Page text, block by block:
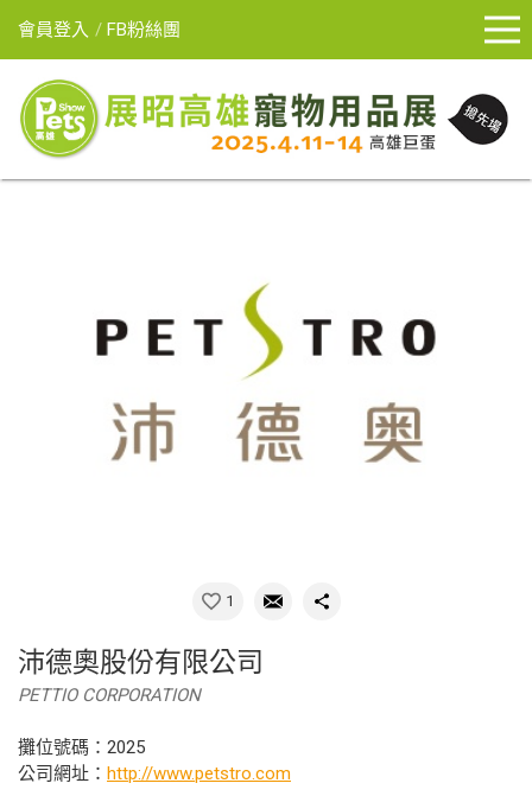
會員登入 FB粉絲團
1
沛德奧股份有限公司
PETTIO CORPORATION
攤位號碼：2025
公司網址： http://www.petstro.com